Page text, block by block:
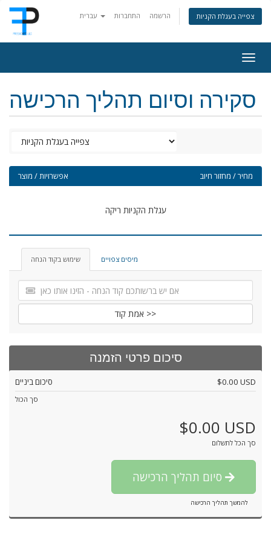
התחברות הרשמה צפייה בעגלת הקניות
סקירה וסיום תהליך הרכישה
אפשרויות / מוצר מחיר / מחזור חיוב
עגלת הקניות ריקה
שימוש בקוד הנחה מיסים צפויים
אמת קוד >>
סיכום פרטי הזמנה
סיכום ביניים $0.00 USD
סך הכול
$0.00 USD
סך הכל לתשלום
להמשך תהליך הרכישה